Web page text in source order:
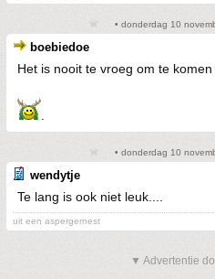
• donderdag 10
boebiedoe
Het is nooit te vroeg om te komen
• donderdag 10
wendytje
Te lang is ook niet leuk....
uit een aspergernest
▼ Advertentie